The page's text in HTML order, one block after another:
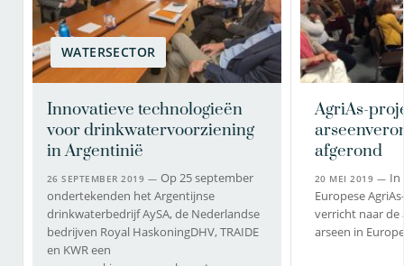
WATERSECTOR
Innovatieve technologieën
voor drinkwatervoorziening
in Argentinië
26 SEPTEMBER 2019 — Op 25 september
ondertekenden het Argentijnse
drinkwaterbedrijf AySA, de Nederlandse
bedrijven Royal HaskoningDHV, TRAIDE
en KWR een
AgriAs-
afgerond
20 MEI 2019 — In
Europese
verricht naar de
arseen in